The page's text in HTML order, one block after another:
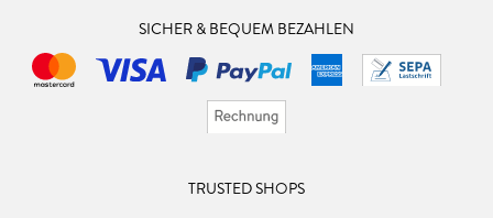
SICHER & BEQUEM BEZAHLEN
TRUSTED SHOPS